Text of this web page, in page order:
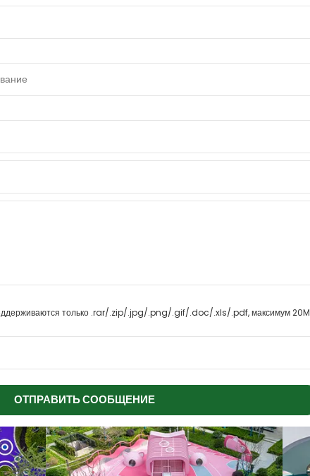
только .rar/.zip/.jpg/.png/.gif/.doc/.xls/.pdf, максимум 20M
ОТПРАВИТЬ СООБЩЕНИЕ